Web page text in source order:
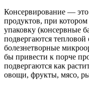
Консервирование —
продуктов, при
упаковку (консервные
подвергаются
болезнетворные
бы привести к порче
подвергаются как
овощи, фрукты, мясо,